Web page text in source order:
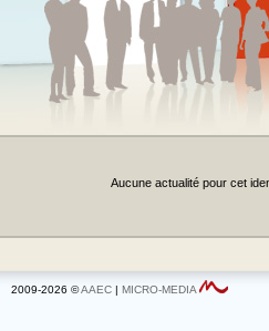
Aucune actualité pour cet
2009-2026 ©AAEC | MICRO-MEDIA